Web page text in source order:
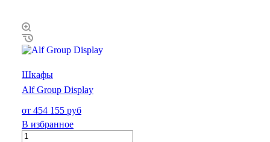
Шкафы
Alf Group Display
от 454 155 руб
В избранное